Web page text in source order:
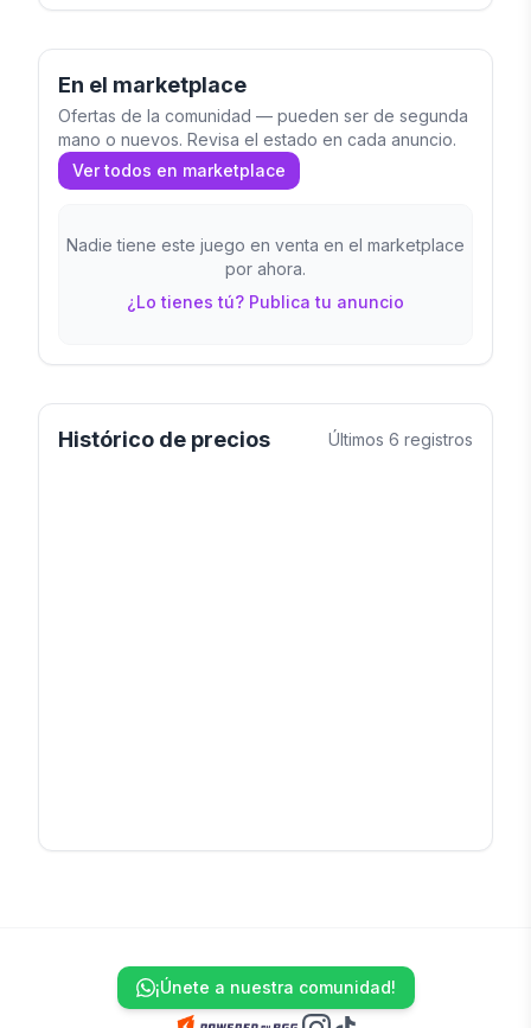
En el marketplace
Ofertas de la comunidad — pueden ser de segunda
mano o nuevos. Revisa el estado en cada anuncio.
Ver todos en marketplace
Nadie tiene este juego en venta en el marketplace
por ahora.
¿Lo tienes tú? Publica tu anuncio
Histórico de precios Últimos 6 registros
¡Únete a nuestra comunidad!